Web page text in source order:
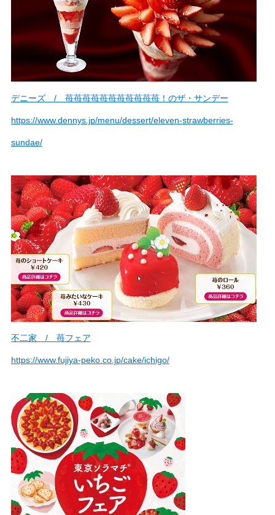
デニーズ / 苺苺苺苺苺苺苺苺苺苺苺！のザ・サンデー
https://www.dennys.jp/menu/dessert/eleven-strawberries-
sundae/
不二家 / 苺フェア
https://www.fujiya-peko.co.jp/cake/ichigo/